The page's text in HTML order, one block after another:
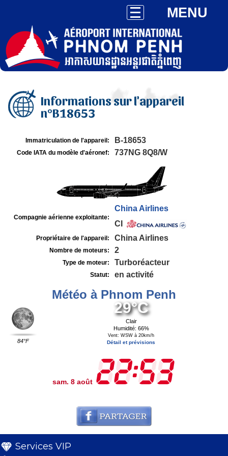
MENU
Informations sur l'appareil
n°B18653
Immatriculation de l'appareil: B-18653
Code IATA du modèle d'aéronef: 737NG 8Q8/W
Compagnie aérienne exploitante:
China Airlines
CI
Propriétaire de l'appareil: China Airlines
Nombre de moteurs: 2
Type de moteur: Turboréacteur
Statut: en activité
Météo à Phnom Penh
84°F
29°C
Clair
Humidité: 66%
Vent: WSW à 20km/h
Détail et prévisions
sam. 8 août
Services VIP